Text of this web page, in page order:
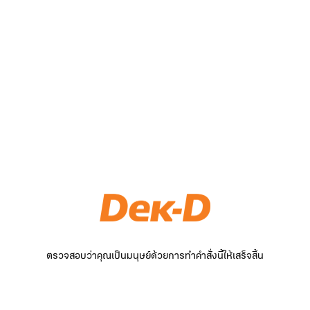
ตรวจสอบว่าคุณเป็นมนุษย์ด้วยการทำคำสั่งนี้ให้เสร็จสิ้น